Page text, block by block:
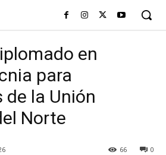
en
para
la Unión
Norte
0
66